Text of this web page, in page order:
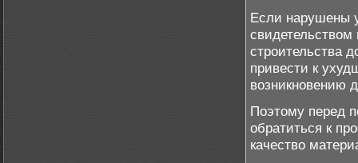
Если нарушены
свидетельством
строительства
привести к
возникновению
Поэтому перед
обратиться к
качество